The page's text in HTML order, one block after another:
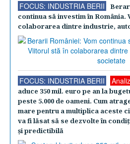
FOCUS: INDUSTRIA BERII
continua să investim în România.
colaborarea dintre industrie,
FOCUS: INDUSTRIA BERII
aduce 350 mil. euro pe an la
peste 5.000 de oameni. Cum
mare pentru a multiplica aceste
va fi lăsat să se dezvolte în
şi predictibilă